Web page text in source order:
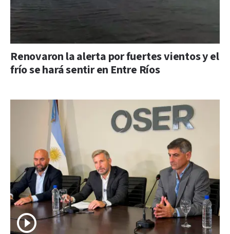
Renovaron la alerta por fuertes vientos y el
frío se hará sentir en Entre Ríos